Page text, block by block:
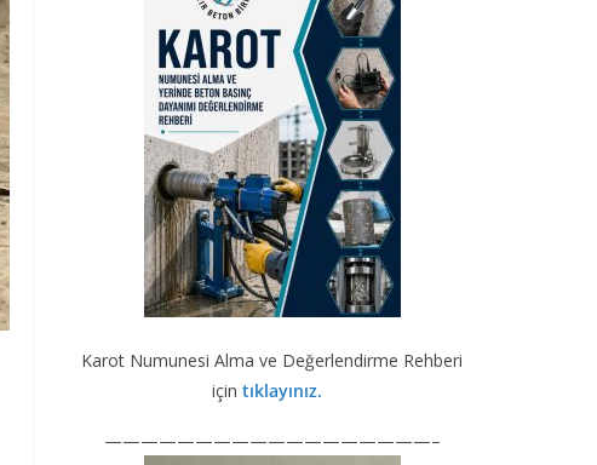
a
m
dI
n
u
b
e
Karot Numunesi Alma ve Değerlendirme Rehberi
için tıklayınız.
——————————————————–